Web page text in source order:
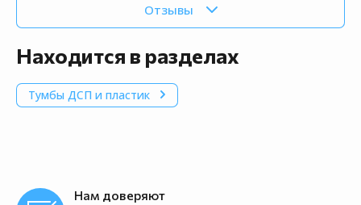
Отзывы
Находится в разделах
Тумбы ДСП и пластик
Нам доверяют